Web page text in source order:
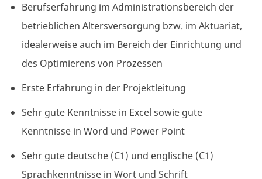
Berufserfahrung im Administrationsbereich der
betrieblichen Altersversorgung bzw. im Aktuariat,
idealerweise auch im Bereich der Einrichtung und
des Optimierens von Prozessen
Erste Erfahrung in der Projektleitung
Sehr gute Kenntnisse in Excel sowie gute
Kenntnisse in Word und Power Point
Sehr gute deutsche (C1) und englische (C1)
Sprachkenntnisse in Wort und Schrift